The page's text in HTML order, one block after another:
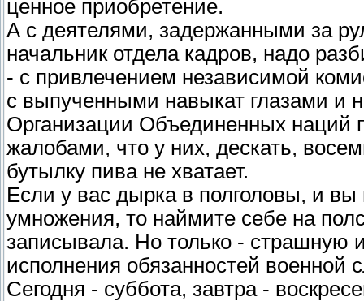
ценное приобретение.
А с деятелями, задержанными за
начальник отдела кадров, надо
- с привлечением независимой
с выпученными навыкат глазами и
Организации Объединенных наций
жалобами, что у них, дескать,
бутылку пива не хватает.
Если у вас дырка в полголовы, и
умножения, то наймите себе на
записывала. Но только - страшную
исполнения обязанностей военной
Сегодня - суббота, завтра -